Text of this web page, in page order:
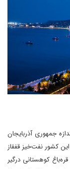
جمهوری آذربایجان
ژئوپولیتیکی را تجربه کرده است. تا سال ۲۰۲۰، این کشور نفت‌خیز قفقاز
کوهستانی درگیر